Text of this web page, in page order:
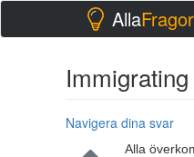
AllaFragor
Navigera dina svar
Alla